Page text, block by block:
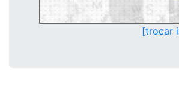
[trocar